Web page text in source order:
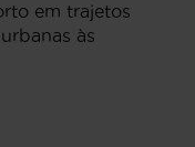
em trajetos
às